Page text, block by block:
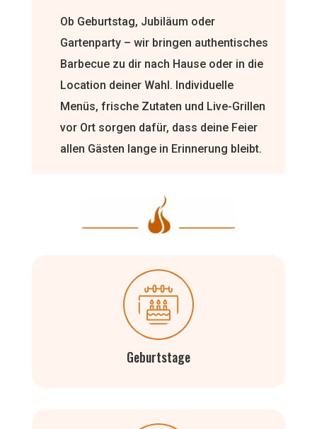
Ob Geburtstag, Jubiläum oder
Gartenparty – wir bringen authentisches
Barbecue zu dir nach Hause oder in die
Location deiner Wahl. Individuelle
Menüs, frische Zutaten und Live-Grillen
vor Ort sorgen dafür, dass deine Feier
allen Gästen lange in Erinnerung bleibt.
Geburtstage